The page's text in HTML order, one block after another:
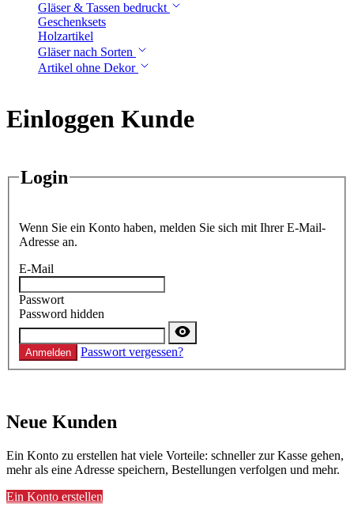
Gläser & Tassen bedruckt
Geschenksets
Holzartikel
Gläser nach Sorten
Artikel ohne Dekor
Einloggen Kunde
Login
Wenn Sie ein Konto haben, melden Sie sich mit Ihrer E-Mail-
Adresse an.
E-Mail
Passwort
Password hidden
Anmelden Passwort vergessen?
Neue Kunden
Ein Konto zu erstellen hat viele Vorteile: schneller zur Kasse gehen,
mehr als eine Adresse speichern, Bestellungen verfolgen und mehr.
Ein Konto erstellen